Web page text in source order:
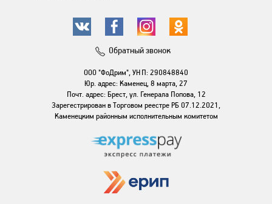
Обратный звонок
ООО "ФоДрим", УНП: 290848840
Юр. адрес: Каменец, 8 марта, 27
Почт. адрес: Брест, ул. Генерала Попова, 12
Зарегестрирован в Торговом реестре РБ 07.12.2021,
Каменецким районным исполнительным комитетом